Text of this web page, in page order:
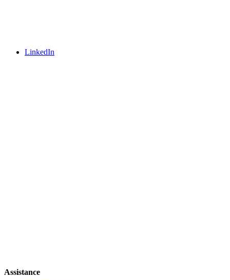
LinkedIn
Assistance